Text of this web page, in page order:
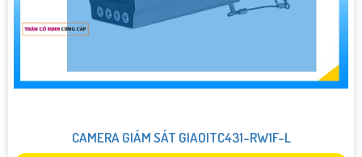
CAMERA GIÁM SÁT GIAOITC431-RW1F-L